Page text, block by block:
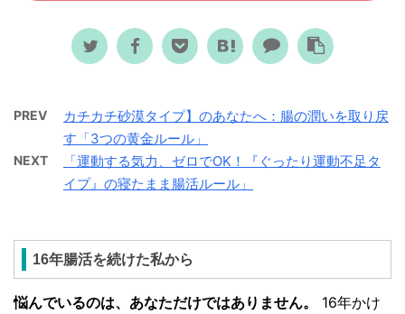
PREV
カチカチ砂漠タイプ】のあなたへ：腸の潤いを取り戻
す「3つの黄金ルール」
NEXT
「運動する気力、ゼロでOK！『ぐったり運動不足タ
イプ』の寝たまま腸活ルール」
16年腸活を続けた私から
悩んでいるのは、あなただけではありません。
16年かけ